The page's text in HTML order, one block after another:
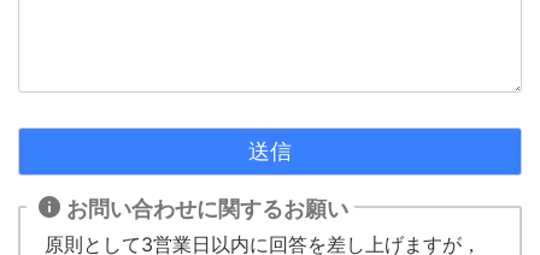
お問い合わせに関するお願い
原則として3営業日以内に回答を差し上げますが，